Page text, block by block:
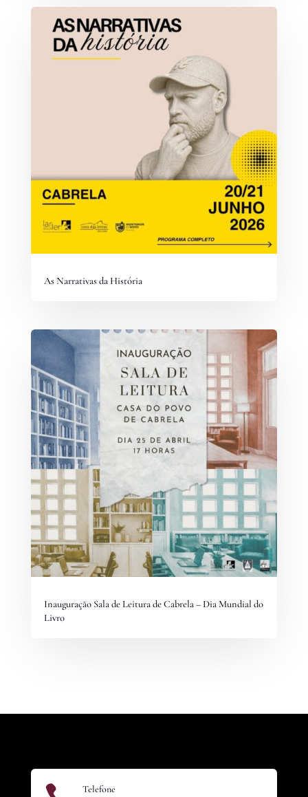
As Narrativas da História
Inauguração Sala de Leitura de Cabrela – Dia Mundial do
Livro
Telefone